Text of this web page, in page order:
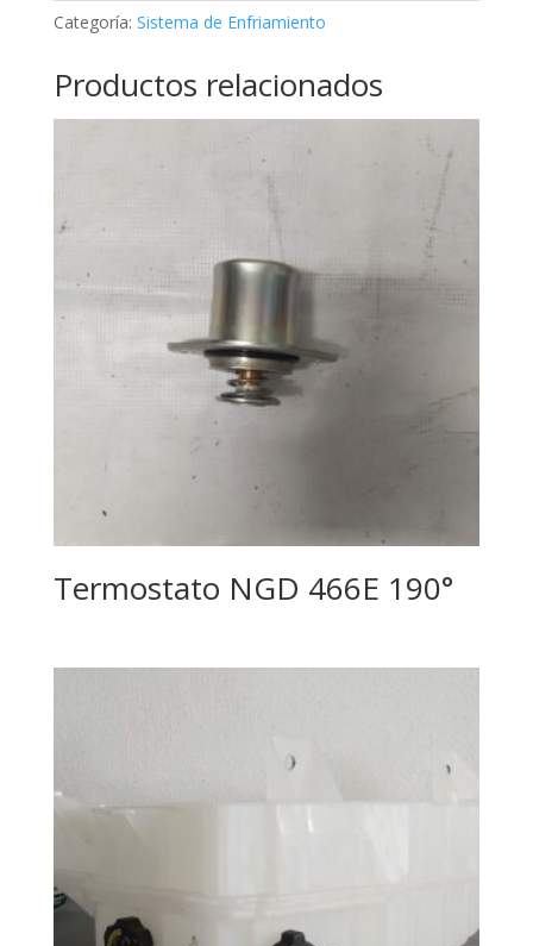
Categoría: Sistema de Enfriamiento
Productos relacionados
Termostato NGD 466E 190°